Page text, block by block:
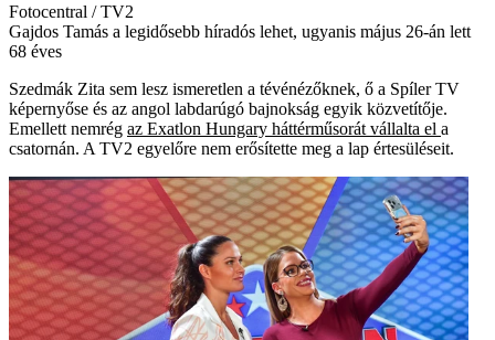
Fotocentral / TV2
Gajdos Tamás a legidősebb híradós lehet, ugyanis május 26-án lett
68 éves
Szedmák Zita sem lesz ismeretlen a tévénézőknek, ő a Spíler TV
képernyőse és az angol labdarúgó bajnokság egyik közvetítője.
Emellett nemrég az Exatlon Hungary háttérműsorát vállalta el a
csatornán. A TV2 egyelőre nem erősítette meg a lap értesüléseit.